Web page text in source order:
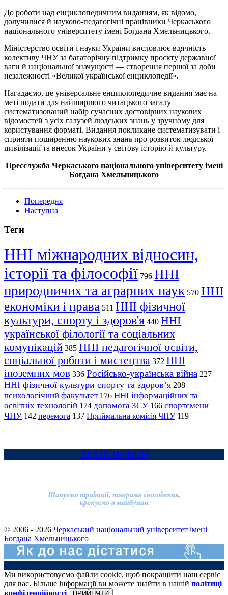
До роботи над енциклопедичним виданням, як відомо,
долучилися й науково-педагогічні працівники Черкаського
національного університету імені Богдана Хмельницького.
Міністерство освіти і науки України висловлює вдячність
колективу ЧНУ за багаторічну підтримку проєкту державної
ваги й національної значущості — створення першої за доби
незалежності «Великої української енциклопедії».
Нагадаємо, це універсальне енциклопедичне видання має на
меті подати для найширшого читацького загалу
систематизований набір сучасних достовірних наукових
відомостей з усіх галузей людських знань у зручному для
користування форматі. Видання покликане систематизувати і
сприяти поширенню наукових знань про розвиток людської
цивілізації та внесок України у світову історію й культуру.
Пресслужба Черкаського національного університету імені
Богдана Хмельницького
Попередня
Наступна
Теги
ННІ міжнародних відносин,
історії та філософії 796 ННІ
природничих та аграрних наук 570 ННІ
економіки і права 511 ННІ фізичної
культури, спорту і здоров'я 440 ННІ
української філології та соціальних
комунікацій 385 ННІ педагогічної освіти,
соціальної роботи і мистецтва 372 ННІ
іноземних мов 336 Російсько-українська війна 227
ННІ фізичної культури спорту та здоров’я 208
психологічний факультет 176 ННІ інформаційних та
освітніх технологій 174 допомога ЗСУ 166 спортсмени
ЧНУ 142 перемога 137 Приймальна комісія ЧНУ 119
АРХІВ НОВИН
© 2006 - 2026 Черкаський національний університет імені
Богдана Хмельницького
Ми використовуємо файли cookie, щоб покращити наш сервіс
для вас. Більше інформації ви можете знайти в нашій політиці